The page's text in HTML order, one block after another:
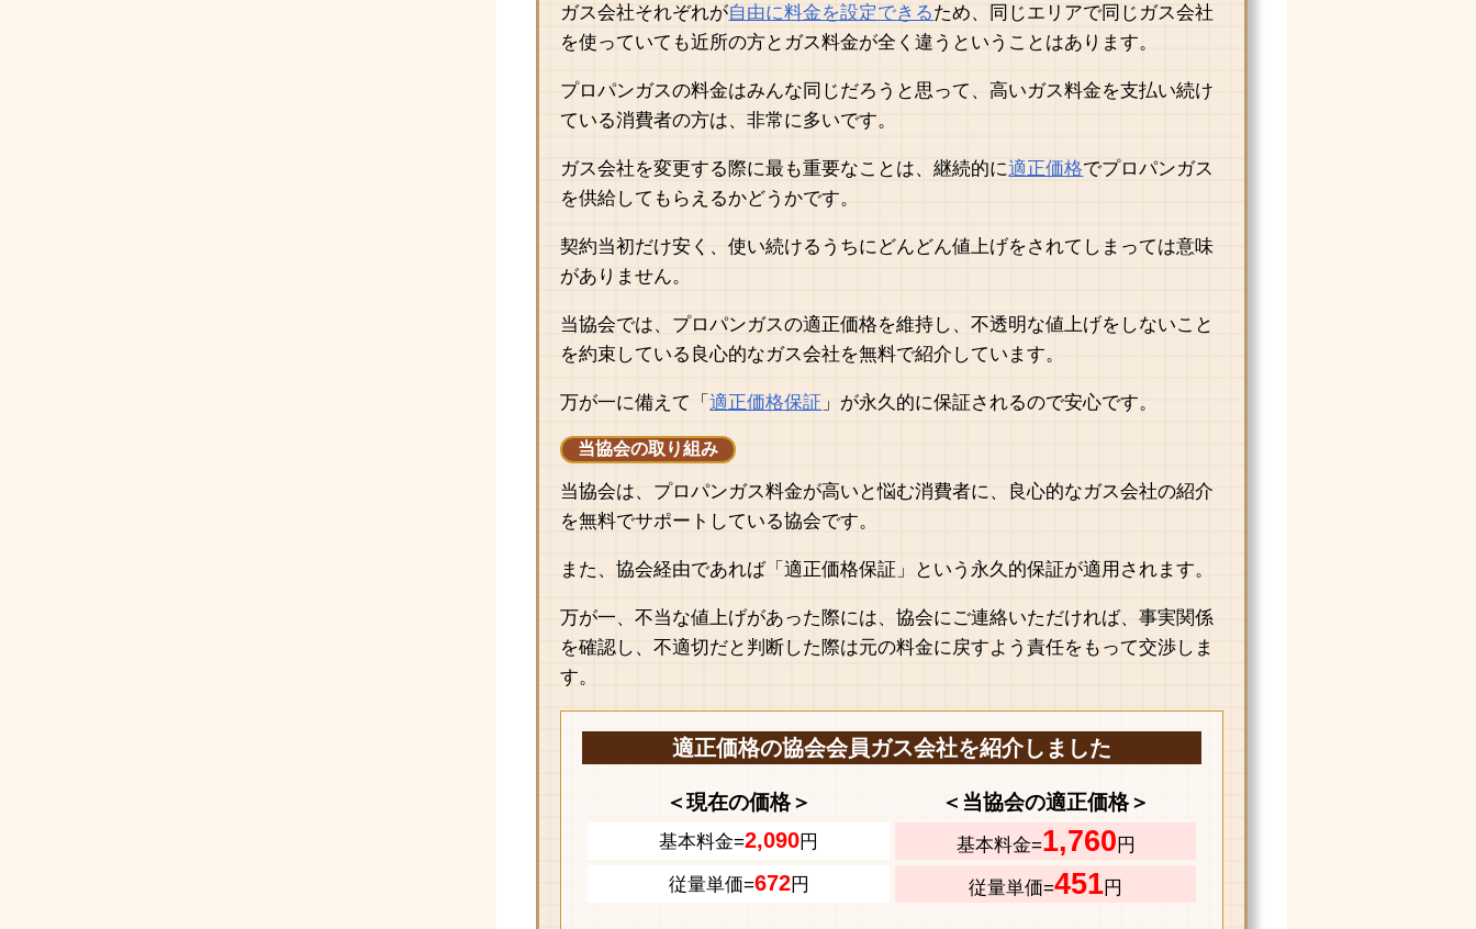
ガス会社それぞれが自由に料金を設定できるため、同じエリアで同じガス会社
を使っていても近所の方とガス料金が全く違うということはあります。
プロパンガスの料金はみんな同じだろうと思って、高いガス料金を支払い続け
ている消費者の方は、非常に多いです。
ガス会社を変更する際に最も重要なことは、継続的に適正価格でプロパンガス
を供給してもらえるかどうかです。
契約当初だけ安く、使い続けるうちにどんどん値上げをされてしまっては意味
がありません。
当協会では、プロパンガスの適正価格を維持し、不透明な値上げをしないこと
を約束している良心的なガス会社を無料で紹介しています。
万が一に備えて「適正価格保証 」が永久的に保証されるので安心です。
当協会の取り組み
当協会は、プロパンガス料金が高いと悩む消費者に、良心的なガス会社の紹介
を無料でサポートしている協会です。
また、協会経由であれば「適正価格保証」という永久的保証が適用されます。
万が一、不当な値上げがあった際には、協会にご連絡いただければ、事実関係
を確認し、不適切だと判断した際は元の料金に戻すよう責任をもって交渉しま
す。
適正価格の協会会員ガス会社を紹介しました
＜現在の価格＞ ＜当協会の適正価格＞
基本料金=2,090円 基本料金=1,760 円
従量単価=672円 従量単価=451円